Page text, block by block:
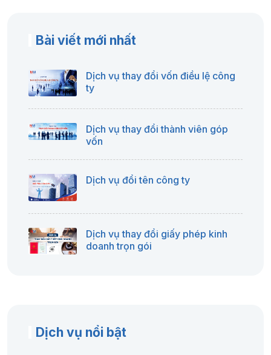
Bài viết mới nhất
Dịch vụ thay đổi vốn điều lệ công
ty
Dịch vụ thay đổi thành viên góp
vốn
Dịch vụ đổi tên công ty
Dịch vụ thay đổi giấy phép kinh
doanh trọn gói
Dịch vụ nổi bật